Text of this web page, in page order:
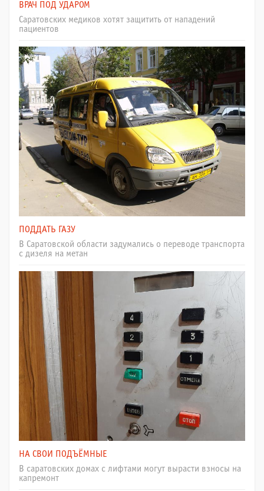
ВРАЧ ПОД УДАРОМ
Саратовских медиков хотят защитить от нападений
пациентов
ПОДДАТЬ ГАЗУ
В Саратовской области задумались о переводе транспорта
с дизеля на метан
НА СВОИ ПОДЪЁМНЫЕ
В саратовских домах с лифтами могут вырасти взносы на
капремонт